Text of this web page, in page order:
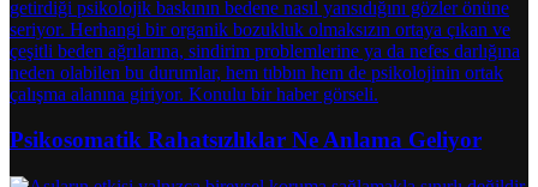
Psikosomatik Rahatsızlıklar Ne Anlama Geliyor